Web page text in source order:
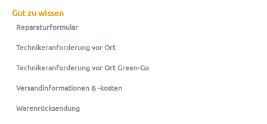
Gut zu wissen
Reparaturformular
Technikeranforderung vor Ort
Technikeranforderung vor Ort Green-Go
Versandinformationen & -kosten
Warenrücksendung